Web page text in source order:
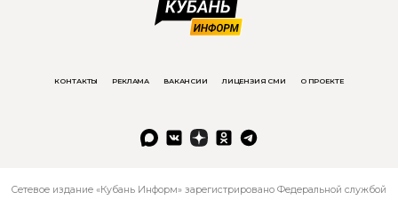
КОНТАКТЫ РЕКЛАМА ВАКАНСИИ ЛИЦЕНЗИЯ СМИ О ПРОЕКТЕ
Сетевое издание «Кубань Информ» зарегистрировано Федеральной службой